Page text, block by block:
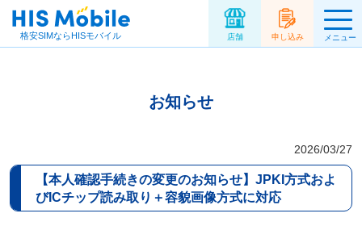
格安SIMならHISモバイル 店舗 申し込み メニュー
お知らせ
2026/03/27
【本人確認手続きの変更のお知らせ】JPKI方式およ
びICチップ読み取り＋容貌画像方式に対応